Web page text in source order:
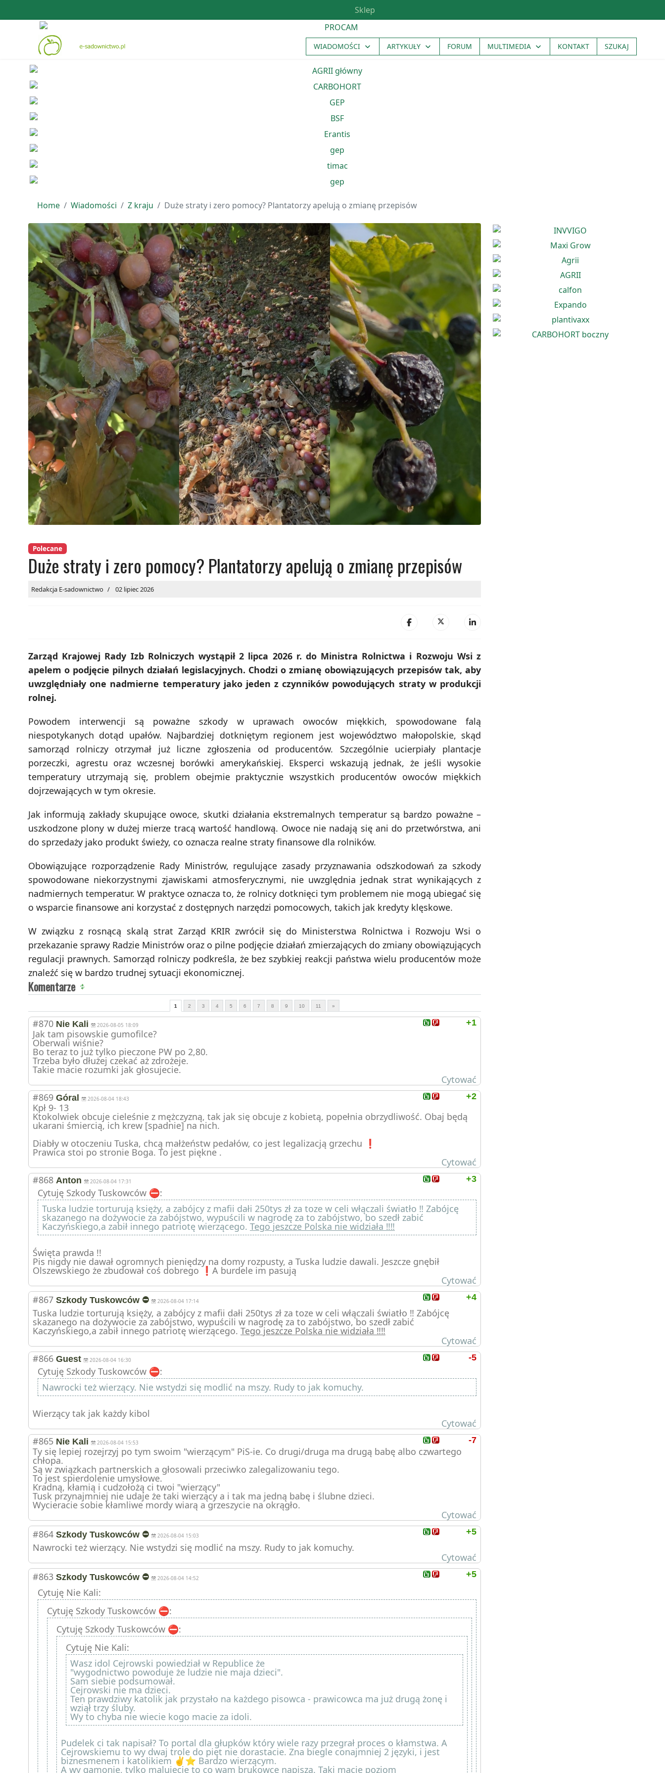
Sklep
WIADOMOŚCI ARTYKUŁY FORUM MULTIMEDIA KONTAKT SZUKAJ
Home Wiadomości Z kraju Duże straty i zero pomocy? Plantatorzy apelują o zmianę przepisów
Polecane
Duże straty i zero pomocy? Plantatorzy apelują o zmianę przepisów
Redakcja E-sadownictwo 02 lipiec 2026
Zarząd Krajowej Rady Izb Rolniczych wystąpił 2 lipca 2026 r. do Ministra Rolnictwa i Rozwoju Wsi z
apelem o podjęcie pilnych działań legislacyjnych. Chodzi o zmianę obowiązujących przepisów tak, aby
uwzględniały one nadmierne temperatury jako jeden z czynników powodujących straty w produkcji
rolnej.
Powodem interwencji są poważne szkody w uprawach owoców miękkich, spowodowane falą
niespotykanych dotąd upałów. Najbardziej dotkniętym regionem jest województwo małopolskie, skąd
samorząd rolniczy otrzymał już liczne zgłoszenia od producentów. Szczególnie ucierpiały plantacje
porzeczki, agrestu oraz wczesnej borówki amerykańskiej. Eksperci wskazują jednak, że jeśli wysokie
temperatury utrzymają się, problem obejmie praktycznie wszystkich producentów owoców miękkich
dojrzewających w tym okresie.
Jak informują zakłady skupujące owoce, skutki działania ekstremalnych temperatur są bardzo poważne –
uszkodzone plony w dużej mierze tracą wartość handlową. Owoce nie nadają się ani do przetwórstwa, ani
do sprzedaży jako produkt świeży, co oznacza realne straty finansowe dla rolników.
Obowiązujące rozporządzenie Rady Ministrów, regulujące zasady przyznawania odszkodowań za szkody
spowodowane niekorzystnymi zjawiskami atmosferycznymi, nie uwzględnia jednak strat wynikających z
nadmiernych temperatur. W praktyce oznacza to, że rolnicy dotknięci tym problemem nie mogą ubiegać się
o wsparcie finansowe ani korzystać z dostępnych narzędzi pomocowych, takich jak kredyty klęskowe.
W związku z rosnącą skalą strat Zarząd KRIR zwrócił się do Ministerstwa Rolnictwa i Rozwoju Wsi o
przekazanie sprawy Radzie Ministrów oraz o pilne podjęcie działań zmierzających do zmiany obowiązujących
regulacji prawnych. Samorząd rolniczy podkreśla, że bez szybkiej reakcji państwa wielu producentów może
znaleźć się w bardzo trudnej sytuacji ekonomicznej.
Komentarze
1 2 3 4 5 6 7 8 9 10 11 »
+1
#870 Nie Kali 2026-08-05 18:09
Jak tam pisowskie gumofilce?
Oberwali wiśnie?
Bo teraz to już tylko pieczone PW po 2,80.
Trzeba było dłużej czekać aż zdrożeje.
Takie macie rozumki jak głosujecie.
Cytować
+2
#869 Góral 2026-08-04 18:43
Kpł 9- 13
Ktokolwiek obcuje cieleśnie z mężczyzną, tak jak się obcuje z kobietą, popełnia obrzydliwość. Obaj będą
ukarani śmiercią, ich krew [spadnie] na nich.
Diabły w otoczeniu Tuska, chcą małżeństw pedałów, co jest legalizacją grzechu ❗️
Prawica stoi po stronie Boga. To jest piękne .
Cytować
+3
#868 Anton 2026-08-04 17:31
Cytuję Szkody Tuskowców ⛔️:
Tuska ludzie torturują księży, a zabójcy z mafii dałi 250tys zł za toze w celi włączali światło ‼️ Zabójcę
skazanego na dożywocie za zabójstwo, wypuścili w nagrodę za to zabójstwo, bo szedł zabić
Kaczyńskiego,a zabił innego patriotę wierzącego. Tego jeszcze Polska nie widziała ‼️‼️
Święta prawda !!
Pis nigdy nie dawał ogromnych pieniędzy na domy rozpusty, a Tuska ludzie dawali. Jeszcze gnębił
Olszewskiego że zbudował coś dobrego ❗️A burdele im pasują
Cytować
+4
#867 Szkody Tuskowców ⛔️ 2026-08-04 17:14
Tuska ludzie torturują księży, a zabójcy z mafii dałi 250tys zł za toze w celi włączali światło ‼️ Zabójcę
skazanego na dożywocie za zabójstwo, wypuścili w nagrodę za to zabójstwo, bo szedł zabić
Kaczyńskiego,a zabił innego patriotę wierzącego. Tego jeszcze Polska nie widziała ‼️‼️
Cytować
-5
#866 Guest 2026-08-04 16:30
Cytuję Szkody Tuskowców ⛔️:
Nawrocki też wierzący. Nie wstydzi się modlić na mszy. Rudy to jak komuchy.
Wierzący tak jak każdy kibol
Cytować
-7
#865 Nie Kali 2026-08-04 15:53
Ty się lepiej rozejrzyj po tym swoim "wierzącym" PiS-ie. Co drugi/druga ma drugą babę albo czwartego
chłopa.
Są w związkach partnerskich a głosowali przeciwko zalegalizowaniu tego.
To jest spierdolenie umysłowe.
Kradną, kłamią i cudzołożą ci twoi "wierzący"
Tusk przynajmniej nie udaje że taki wierzący a i tak ma jedną babę i ślubne dzieci.
Wycieracie sobie kłamliwe mordy wiarą a grzeszycie na okrągło.
Cytować
+5
#864 Szkody Tuskowców ⛔️ 2026-08-04 15:03
Nawrocki też wierzący. Nie wstydzi się modlić na mszy. Rudy to jak komuchy.
Cytować
+5
#863 Szkody Tuskowców ⛔️ 2026-08-04 14:52
Cytuję Nie Kali:
Cytuję Szkody Tuskowców ⛔️:
Cytuję Szkody Tuskowców ⛔️:
Cytuję Nie Kali:
Wasz idol Cejrowski powiedział w Republice że
"wygodnictwo powoduje że ludzie nie maja dzieci".
Sam siebie podsumował.
Cejrowski nie ma dzieci.
Ten prawdziwy katolik jak przystało na każdego pisowca - prawicowca ma już drugą żonę i
wziął trzy śluby.
Wy to chyba nie wiecie kogo macie za idoli.
Pudelek ci tak napisał? To portal dla głupków który wiele razy przegrał proces o kłamstwa. A
Cejrowskiemu to wy dwaj trole do pięt nie dorastacie. Zna biegle conajmniej 2 języki, i jest
biznesmenem i katolikiem ✌️⭐️ Bardzo wierzącym.
A wy gamonie, tylko malujecie to co wam brukowce napiszą. Taki macie poziom